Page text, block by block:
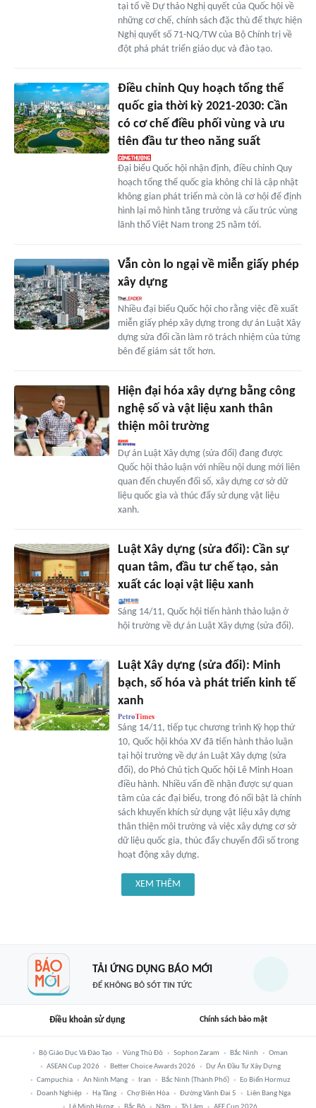
tại tổ về Dự thảo Nghị quyết của Quốc hội về
những cơ chế, chính sách đặc thù để thực hiện
Nghị quyết số 71-NQ/TW của Bộ Chính trị về
đột phá phát triển giáo dục và đào tạo.
Điều chỉnh Quy hoạch tổng thể
quốc gia thời kỳ 2021-2030: Cần
có cơ chế điều phối vùng và ưu
tiên đầu tư theo năng suất
Đại biểu Quốc hội nhận định, điều chỉnh Quy
hoạch tổng thể quốc gia không chỉ là cập nhật
không gian phát triển mà còn là cơ hội để định
hình lại mô hình tăng trưởng và cấu trúc vùng
lãnh thổ Việt Nam trong 25 năm tới.
Vẫn còn lo ngại về miễn giấy phép
xây dựng
Nhiều đại biểu Quốc hội cho rằng việc đề xuất
miễn giấy phép xây dựng trong dự án Luật Xây
dựng sửa đổi cần làm rõ trách nhiệm của từng
bên để giám sát tốt hơn.
Hiện đại hóa xây dựng bằng công
nghệ số và vật liệu xanh thân
thiện môi trường
Dự án Luật Xây dựng (sửa đổi) đang được
Quốc hội thảo luận với nhiều nội dung mới liên
quan đến chuyển đổi số, xây dựng cơ sở dữ
liệu quốc gia và thúc đẩy sử dụng vật liệu
xanh.
Luật Xây dựng (sửa đổi): Cần sự
quan tâm, đầu tư chế tạo, sản
xuất các loại vật liệu xanh
Sáng 14/11, Quốc hội tiến hành thảo luận ở
hội trường về dự án Luật Xây dựng (sửa đổi).
Luật Xây dựng (sửa đổi): Minh
bạch, số hóa và phát triển kinh tế
xanh
Sáng 14/11, tiếp tục chương trình Kỳ họp thứ
10, Quốc hội khóa XV đã tiến hành thảo luận
tại hội trường về dự án Luật Xây dựng (sửa
đổi), do Phó Chủ tịch Quốc hội Lê Minh Hoan
điều hành. Nhiều vấn đề nhận được sự quan
tâm của các đại biểu, trong đó nổi bật là chính
sách khuyến khích sử dụng vật liệu xây dựng
thân thiện môi trường và việc xây dựng cơ sở
dữ liệu quốc gia, thúc đẩy chuyển đổi số trong
hoạt động xây dựng.
XEM THÊM
TẢI ỨNG DỤNG BÁO MỚI
ĐỂ KHÔNG BỎ SÓT TIN TỨC
Điều khoản sử dụng Chính sách bảo mật
Bộ Giáo Dục Và Đào Tạo Vùng Thủ Đô Sophon Zaram Bắc Ninh
Oman
ASEAN Cup 2026
Better Choice Awards 2026
Dự Án Đầu Tư Xây Dựng
Campuchia
An Ninh Mạng Iran Bắc Ninh (thành Phố)
Eo Biển Hormuz
Doanh Nghiệp
Hạ Tầng Chợ Biên Hòa Đường Vành Đai 5
Liên Bang Nga
Lê Minh Hưng
Bắc Bộ Năm Tô Lâm AFF Cup 2026